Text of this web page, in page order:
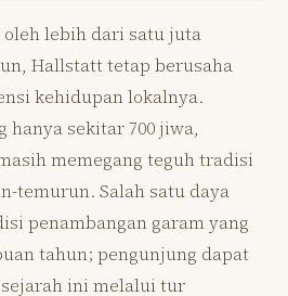
lebih dari satu juta
Hallstatt tetap berusaha
kehidupan lokalnya.
hanya sekitar 700 jiwa,
memegang teguh tradisi
temurun. Salah satu daya
penambangan garam yang
tahun; pengunjung dapat
ini melalui tur